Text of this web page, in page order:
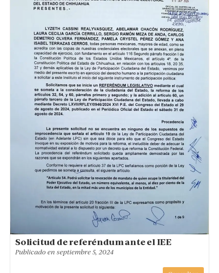
Solicitud de referéndum ante el IEE
Publicado en septiembre 5, 2024